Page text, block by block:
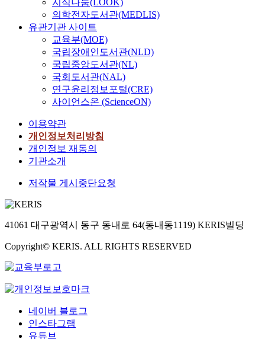
지식나눔(LOOK)
의학전자도서관(MEDLIS)
유관기관 사이트
교육부(MOE)
국립장애인도서관(NLD)
국립중앙도서관(NL)
국회도서관(NAL)
연구윤리정보포털(CRE)
사이언스온 (ScienceON)
이용약관
개인정보처리방침
개인정보 재동의
기관소개
저작물 게시중단요청
41061 대구광역시 동구 동내로 64(동내동1119) KERIS빌딩
Copyright© KERIS. ALL RIGHTS RESERVED
네이버 블로그
인스타그램
유튜브